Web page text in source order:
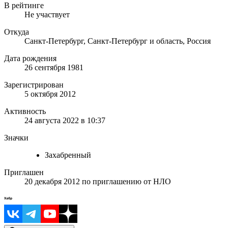
В рейтинге
Не участвует
Откуда
Санкт-Петербург, Санкт-Петербург и область, Россия
Дата рождения
26 сентября 1981
Зарегистрирован
5 октября 2012
Активность
24 августа 2022 в 10:37
Значки
Захабренный
Приглашен
20 декабря 2012 по приглашению от НЛО